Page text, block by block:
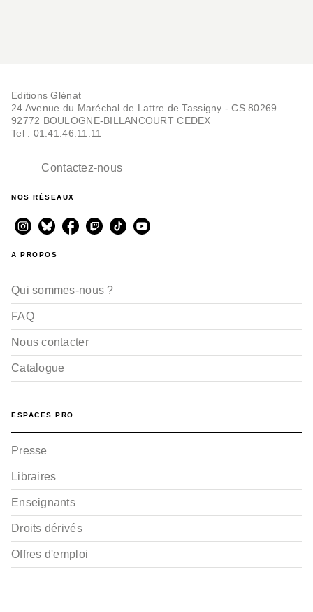
Editions Glénat
24 Avenue du Maréchal de Lattre de Tassigny - CS 80269
92772 BOULOGNE-BILLANCOURT CEDEX
Tel : 01.41.46.11.11
Contactez-nous
NOS RÉSEAUX
A PROPOS
Qui sommes-nous ?
FAQ
Nous contacter
Catalogue
ESPACES PRO
Presse
Libraires
Enseignants
Droits dérivés
Offres d'emploi